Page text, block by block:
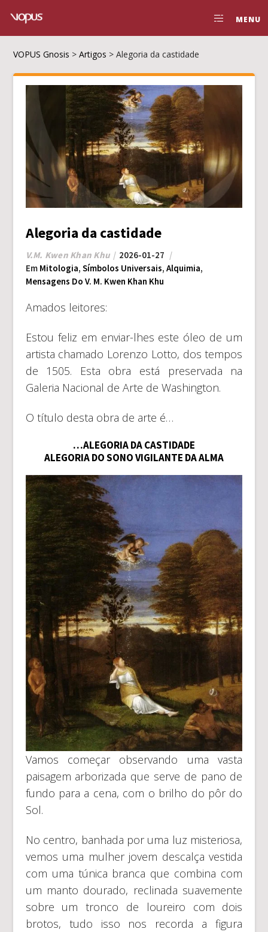
MENU
VOPUS Gnosis >Artigos >Alegoria da castidade
Alegoria da castidade
V.M. Kwen Khan Khu
2026-01-27
Em Mitologia, Símbolos Universais, Alquimia,
Mensagens Do V. M. Kwen Khan Khu
Amados leitores:
Estou feliz em enviar-lhes este óleo de um
artista chamado Lorenzo Lotto, dos tempos
de 1505. Esta obra está preservada na
Galeria Nacional de Arte de Washington.
O título desta obra de arte é…
…ALEGORIA DA CASTIDADE
ALEGORIA DO SONO VIGILANTE DA ALMA
Vamos começar observando uma vasta
paisagem arborizada que serve de pano de
fundo para a cena, com o brilho do pôr do
Sol.
No centro, banhada por uma luz misteriosa,
vemos uma mulher jovem descalça vestida
com uma túnica branca que combina com
um manto dourado, reclinada suavemente
sobre um tronco de loureiro com dois
brotos, tudo isso nos recorda a figura